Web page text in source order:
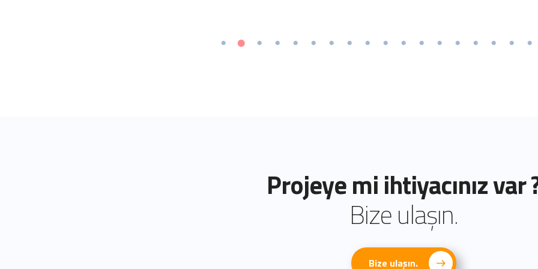
Projeye mi ihtiyacınız var
Bize ulaşın.
Bize ulaşın.